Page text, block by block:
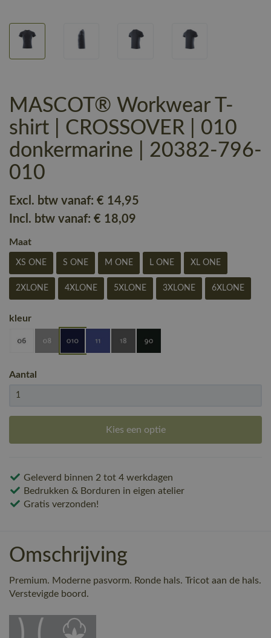
MASCOT® Workwear T-
shirt | CROSSOVER | 010
donkermarine | 20382-796-
010
Excl. btw vanaf: € 14,95
Incl. btw vanaf: € 18,09
Maat
XS ONE S ONE M ONE L ONE XL ONE
2XLONE 4XLONE 5XLONE 3XLONE 6XLONE
kleur
Aantal
Kies een optie
Geleverd binnen 2 tot 4 werkdagen
Bedrukken & Borduren in eigen atelier
Gratis verzonden!
Omschrijving
Premium. Moderne pasvorm. Ronde hals. Tricot aan de hals.
Verstevigde boord.